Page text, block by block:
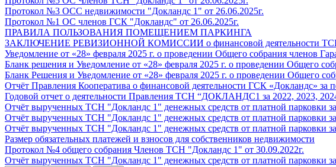
Протокол №3 ОСС недвижимости "Докландс 1" от 26.06.2025г.
Протокол №1 ОС членов ГСК "Докландс" от 26.06.2025г.
ПРАВИЛА ПОЛЬЗОВАНИЯ ПОМЕЩЕНИЕМ ПАРКИНГА
ЗАКЛЮЧЕНИЕ РЕВИЗИОННОЙ КОМИССИИ о финансовой деятельности ТСН
Уведомление от «28» февраля 2025 г. о проведении Общего собрания членов
Бланк решения и Уведомление от «28» февраля 2025 г. о проведении Общего
Бланк Решения и Уведомление от «28» февраля 2025 г. о проведении Общего
Отчёт Правления Кооператива о финансовой деятельности ГСК «Докландс» за
Годовой отчет о деятельности Правления ТСН “ДОКЛАНДС1 за 2022, 2023,
Отчёт вырученных ТСН "Докландс 1" денежных средств от платной парковки
Отчёт вырученных ТСН "Докландс 1" денежных средств от платной парковки
Отчёт вырученных ТСН "Докландс 1" денежных средств от платной парковки
Размер обязательных платежей и взносов для собственников недвижимости
Протокол №4 общего собрания Членов ТСН "Докландс 1" от 30.09.2022г.
Отчёт вырученных ТСН "Докландс 1" денежных средств от платной парковки